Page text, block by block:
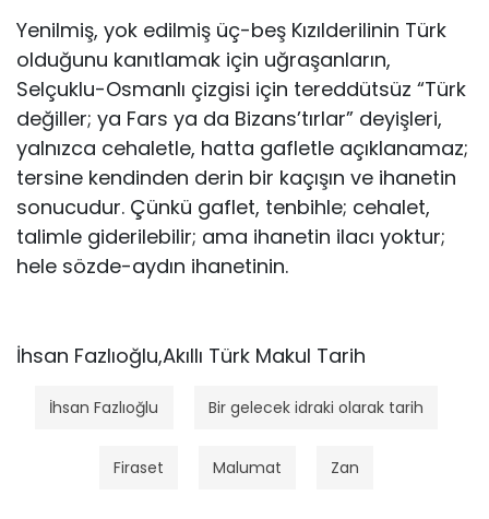
Yenilmiş, yok edilmiş üç-beş Kızılderilinin Türk
olduğunu kanıtlamak için uğraşanların,
Selçuklu-Osmanlı çizgisi için tereddütsüz “Türk
değiller; ya Fars ya da Bizans’tırlar” deyişleri,
yalnızca cehaletle, hatta gafletle açıklanamaz;
tersine kendinden derin bir kaçışın ve ihanetin
sonucudur. Çünkü gaflet, tenbihle; cehalet,
talimle giderilebilir; ama ihanetin ilacı yoktur;
hele sözde-aydın ihanetinin.
İhsan Fazlıoğlu,Akıllı Türk Makul Tarih
İhsan Fazlıoğlu Bir gelecek idraki olarak tarih
Firaset Malumat Zan